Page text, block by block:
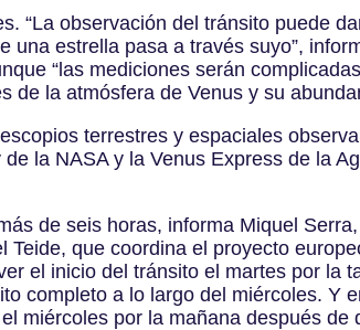
“La observación del tránsito puede
estrella pasa a través suyo”,
“las mediciones serán
de la atmósfera de Venus y su
terrestres y espaciales
la NASA y la Venus Express de la
de seis horas, informa Miquel
que coordina el proyecto
el inicio del tránsito el martes por la
completo a lo largo del miércoles. Y
miércoles por la mañana después de